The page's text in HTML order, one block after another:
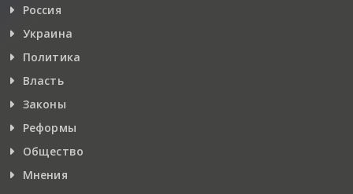
Россия
Украина
Политика
Власть
Законы
Реформы
Общество
Мнения